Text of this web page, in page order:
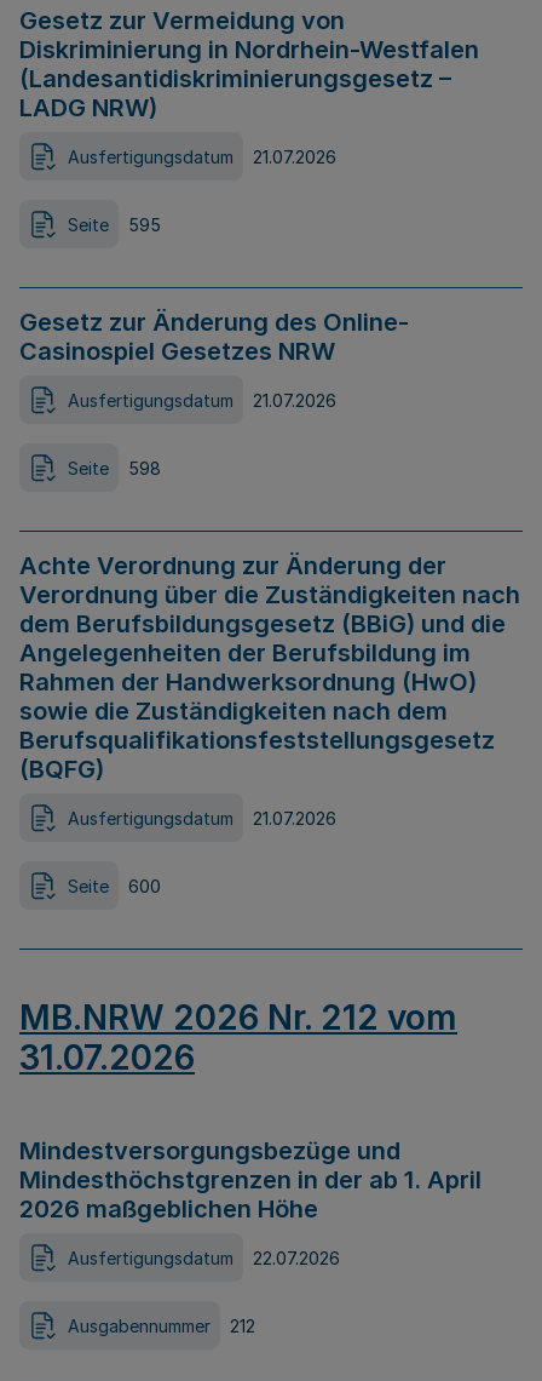
Gesetz zur Vermeidung von
Diskriminierung in Nordrhein-Westfalen
(Landesantidiskriminierungsgesetz –
LADG NRW)
Ausfertigungsdatum 21.07.2026
Seite 595
Gesetz zur Änderung des Online-
Casinospiel Gesetzes NRW
Ausfertigungsdatum 21.07.2026
Seite 598
Achte Verordnung zur Änderung der
Verordnung über die Zuständigkeiten nach
dem Berufsbildungsgesetz (BBiG) und die
Angelegenheiten der Berufsbildung im
Rahmen der Handwerksordnung (HwO)
sowie die Zuständigkeiten nach dem
Berufsqualifikationsfeststellungsgesetz
(BQFG)
Ausfertigungsdatum 21.07.2026
Seite 600
MB.NRW 2026 Nr. 212 vom
31.07.2026
Mindestversorgungsbezüge und
Mindesthöchstgrenzen in der ab 1. April
2026 maßgeblichen Höhe
Ausfertigungsdatum 22.07.2026
Ausgabennummer 212